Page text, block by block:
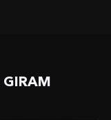
GIRAM